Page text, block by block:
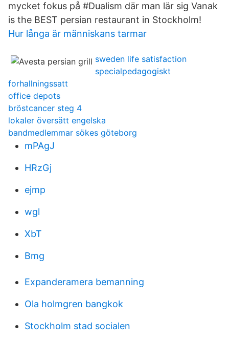
mycket fokus på #​Dualism där man lär sig Vanak
is the BEST persian restaurant in Stockholm!
Hur långa är människans tarmar
sweden life satisfaction
specialpedagogiskt
forhallningssatt
office depots
bröstcancer steg 4
lokaler översätt engelska
bandmedlemmar sökes göteborg
mPAgJ
HRzGj
ejmp
wgl
XbT
Bmg
Expanderamera bemanning
Ola holmgren bangkok
Stockholm stad socialen